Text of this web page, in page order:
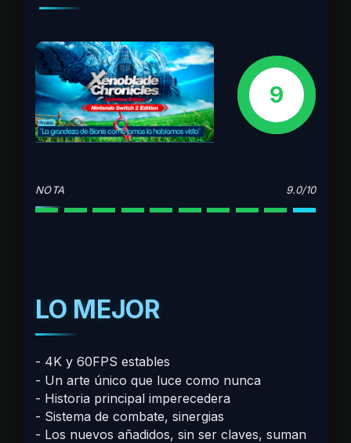
9
NOTA 9.0/10
LO MEJOR
4K y 60FPS estables
Un arte único que luce como nunca
Historia principal imperecedera
Sistema de combate, sinergias
Los nuevos añadidos, sin ser claves, suman